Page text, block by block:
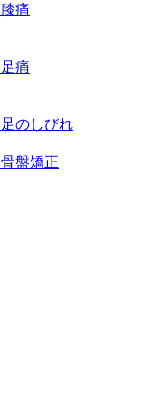
痛
痛
のしびれ
盤矯正